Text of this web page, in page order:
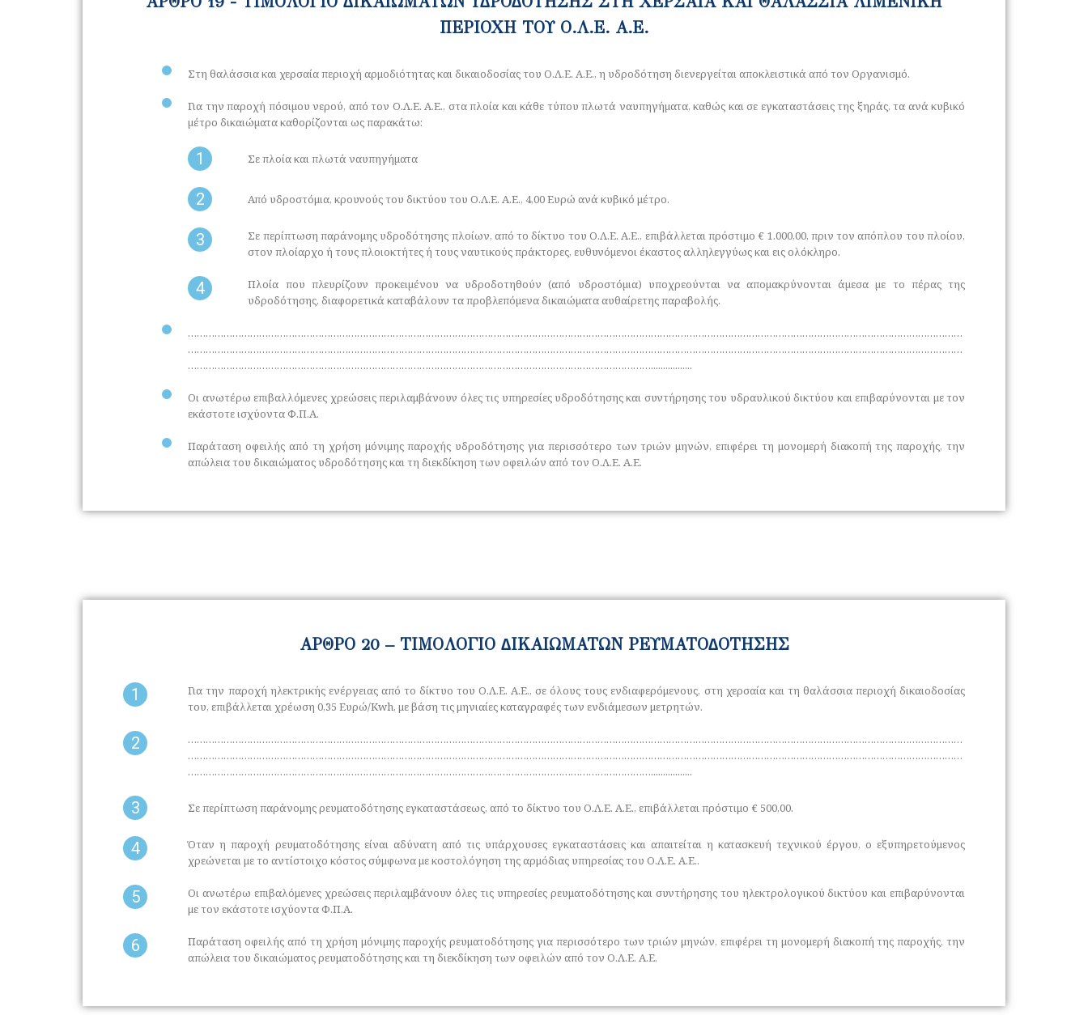
ΠΕΡΙΟΧΗ ΤΟΥ Ο.Λ.Ε. Α.Ε.
Στη θαλάσσια και χερσαία περιοχή αρμοδιότητας και δικαιοδοσίας του Ο.Λ.Ε. Α.Ε., η υδροδότηση διενεργείται αποκλειστικά από τον Οργανισμό.
Για την παροχή πόσιµου νερού, από τον Ο.Λ.Ε. Α.Ε., στα πλοία και κάθε τύπου πλωτά ναυπηγήµατα, καθώς και σε εγκαταστάσεις της ξηράς, τα ανά κυβικό
µέτρο δικαιώµατα καθορίζονται ως παρακάτω:
1 Σε πλοία και πλωτά ναυπηγήµατα
2 Από υδροστόμια, κρουνούς του δικτύου του Ο.Λ.Ε. Α.Ε., 4,00 Ευρώ ανά κυβικό μέτρο.
3
Σε περίπτωση παράνοµης υδροδότησης πλοίων, από το δίκτυο του Ο.Λ.Ε. Α.Ε., επιβάλλεται πρόστιμο € 1.000,00, πριν τον απόπλου του πλοίου,
στον πλοίαρχο ή τους πλοιοκτήτες ή τους ναυτικούς πράκτορες, ευθυνόµενοι έκαστος αλληλεγγύως και εις ολόκληρο.
4
Πλοία που πλευρίζουν προκειµένου να υδροδοτηθούν (από υδροστόµια) υποχρεούνται να αποµακρύνονται άµεσα µε το πέρας της
υδροδότησης, διαφορετικά καταβάλουν τα προβλεπόµενα δικαιώµατα αυθαίρετης παραβολής.
………………………………………………………………………………………………………………………………………………………………………………………………………………………………………
………………………………………………………………………………………………………………………………………………………………………………………………………………………………………
………………………………………………………………………………………………………………………………………….................
Οι ανωτέρω επιβαλλόμενες χρεώσεις περιλαμβάνουν όλες τις υπηρεσίες υδροδότησης και συντήρησης του υδραυλικού δικτύου και επιβαρύνονται με τον
εκάστοτε ισχύοντα Φ.Π.Α.
Παράταση οφειλής από τη χρήση μόνιμης παροχής υδροδότησης για περισσότερο των τριών μηνών, επιφέρει τη μονομερή διακοπή της παροχής, την
απώλεια του δικαιώματος υδροδότησης και τη διεκδίκηση των οφειλών από τον Ο.Λ.Ε. Α.Ε.
ΑΡΘΡΟ 20 – ΤΙΜΟΛΟΓΙΟ ∆ΙΚΑΙΩΜΑΤΩΝ ΡΕΥΜΑΤΟ∆ΟΤΗΣΗΣ
1
Για την παροχή ηλεκτρικής ενέργειας από το δίκτυο του Ο.Λ.Ε. Α.Ε., σε όλους τους ενδιαφερόμενους, στη χερσαία και τη θαλάσσια περιοχή δικαιοδοσίας
του, επιβάλλεται χρέωση 0,35 Ευρώ/Kwh, με βάση τις μηνιαίες καταγραφές των ενδιάμεσων μετρητών.
2
………………………………………………………………………………………………………………………………………………………………………………………………………………………………………
………………………………………………………………………………………………………………………………………………………………………………………………………………………………………
………………………………………………………………………………………………………………………………………….................
3 Σε περίπτωση παράνοµης ρευματοδότησης εγκαταστάσεως, από το δίκτυο του Ο.Λ.Ε. Α.Ε., επιβάλλεται πρόστιμο € 500,00.
4
Όταν η παροχή ρευματοδότησης είναι αδύνατη από τις υπάρχουσες εγκαταστάσεις και απαιτείται η κατασκευή τεχνικού έργου, ο εξυπηρετούμενος
χρεώνεται με το αντίστοιχο κόστος σύμφωνα με κοστολόγηση της αρμόδιας υπηρεσίας του Ο.Λ.Ε. Α.Ε..
5
Οι ανωτέρω επιβαλόμενες χρεώσεις περιλαμβάνουν όλες τις υπηρεσίες ρευματοδότησης και συντήρησης του ηλεκτρολογικού δικτύου και επιβαρύνονται
με τον εκάστοτε ισχύοντα Φ.Π.Α.
6
Παράταση οφειλής από τη χρήση μόνιμης παροχής ρευματοδότησης για περισσότερο των τριών μηνών, επιφέρει τη μονομερή διακοπή της παροχής, την
απώλεια του δικαιώματος ρευματοδότησης και τη διεκδίκηση των οφειλών από τον Ο.Λ.Ε. Α.Ε.